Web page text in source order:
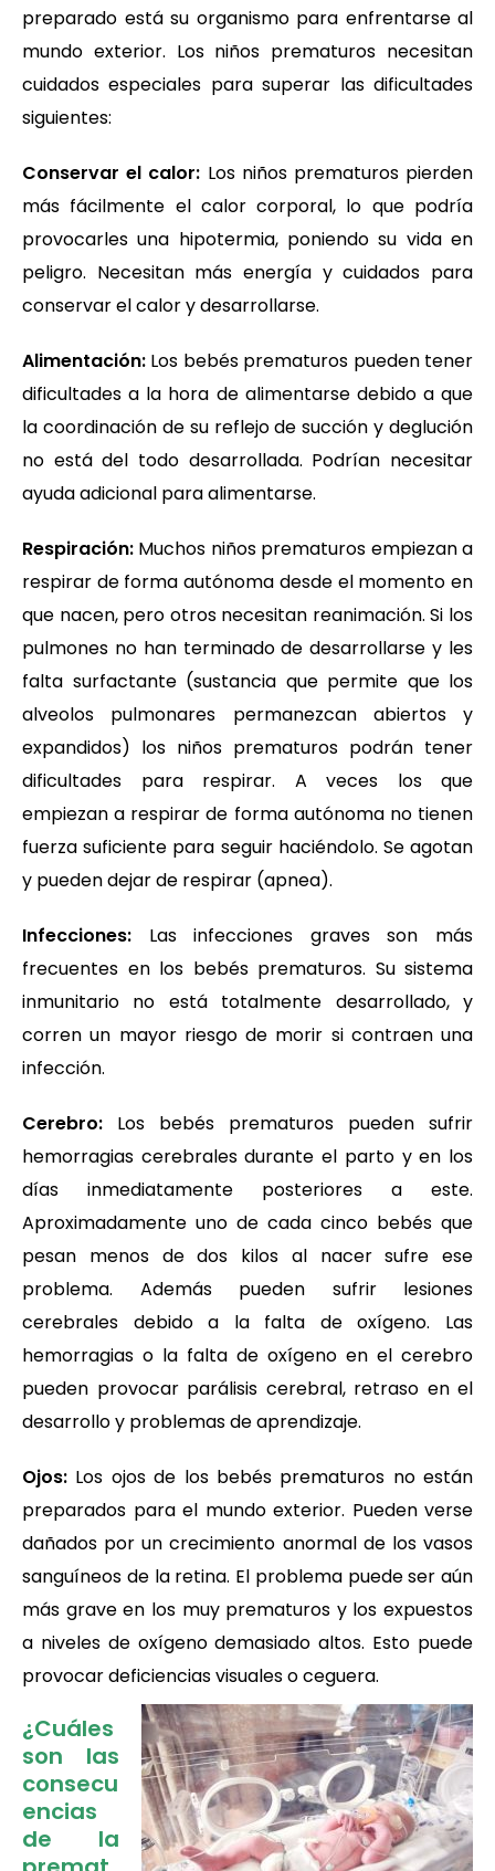
preparado está su organismo para enfrentarse al
mundo exterior. Los niños prematuros necesitan
cuidados especiales para superar las dificultades
siguientes:
Conservar el calor: Los niños prematuros pierden
más fácilmente el calor corporal, lo que podría
provocarles una hipotermia, poniendo su vida en
peligro. Necesitan más energía y cuidados para
conservar el calor y desarrollarse.
Alimentación: Los bebés prematuros pueden tener
dificultades a la hora de alimentarse debido a que
la coordinación de su reflejo de succión y deglución
no está del todo desarrollada. Podrían necesitar
ayuda adicional para alimentarse.
Respiración: Muchos niños prematuros empiezan a
respirar de forma autónoma desde el momento en
que nacen, pero otros necesitan reanimación. Si los
pulmones no han terminado de desarrollarse y les
falta surfactante (sustancia que permite que los
alveolos pulmonares permanezcan abiertos y
expandidos) los niños prematuros podrán tener
dificultades para respirar. A veces los que
empiezan a respirar de forma autónoma no tienen
fuerza suficiente para seguir haciéndolo. Se agotan
y pueden dejar de respirar (apnea).
Infecciones: Las infecciones graves son más
frecuentes en los bebés prematuros. Su sistema
inmunitario no está totalmente desarrollado, y
corren un mayor riesgo de morir si contraen una
infección.
Cerebro: Los bebés prematuros pueden sufrir
hemorragias cerebrales durante el parto y en los
días inmediatamente posteriores a este.
Aproximadamente uno de cada cinco bebés que
pesan menos de dos kilos al nacer sufre ese
problema. Además pueden sufrir lesiones
cerebrales debido a la falta de oxígeno. Las
hemorragias o la falta de oxígeno en el cerebro
pueden provocar parálisis cerebral, retraso en el
desarrollo y problemas de aprendizaje.
Ojos: Los ojosde los bebés prematuros no están
preparados para el mundo exterior. Pueden verse
dañados por un crecimiento anormal de los vasos
sanguíneos de la retina. El problema puede ser aún
más grave en los muy prematuros y los expuestos
a niveles de oxígeno demasiado altos. Esto puede
provocar deficiencias visuales o ceguera.
¿Cuáles
son las
consecu
encias
de la